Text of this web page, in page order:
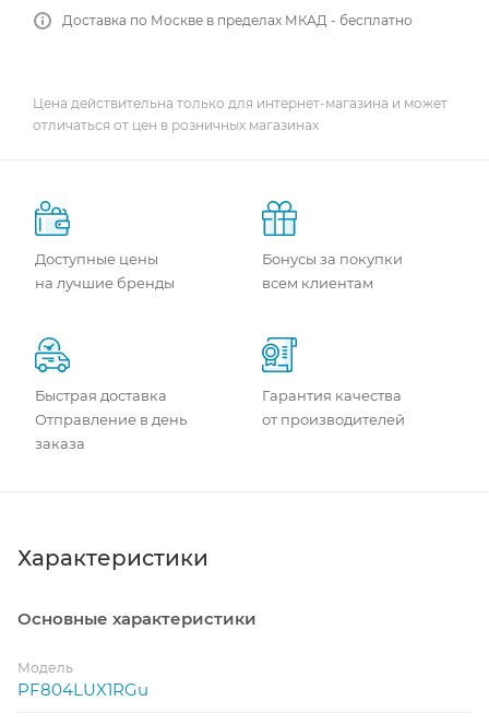
Доставка по Москве в пределах МКАД - бесплатно
Цена действительна только для интернет-магазина и может
отличаться от цен в розничных магазинах
Доступные цены
на лучшие бренды
Бонусы за покупки
всем клиентам
Быстрая доставка
Отправление в день
заказа
Гарантия качества
от производителей
Характеристики
Основные характеристики
Модель
PF804LUX1RGu